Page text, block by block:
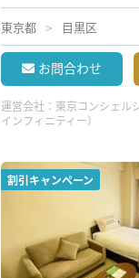
東京都 目黒区
お問合わせ
運営会社： 東京コンシェル
インフィニティー）
割引キャンペーン